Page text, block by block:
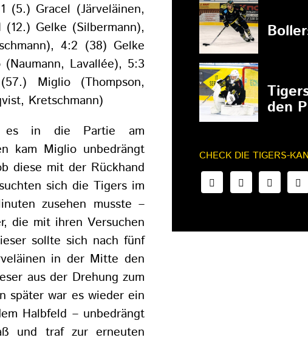
(5.) Gracel (Järveläinen,
Gelke (Silbermann),
4:2 (38) Gelke
Lavallée), 5:3
Miglio (Thompson,
Kretschmann)
es in die Partie am
kam Miglio unbedrängt
diese mit der Rückhand
sich die Tigers im
zusehen musste –
die mit ihren Versuchen
sollte sich nach fünf
in der Mitte den
aus der Drehung zum
später war es wieder ein
Halbfeld – unbedrängt
und traf zur erneuten
den
CHECK DIE TIGERS-